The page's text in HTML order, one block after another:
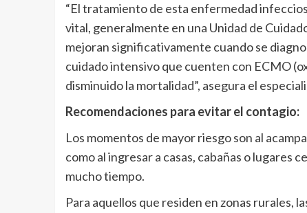
“El tratamiento de esta enfermedad
vital, generalmente en una Unidad de
mejoran significativamente cuando se
cuidado intensivo que cuenten con ECMO
disminuido la mortalidad”, asegura el
Recomendaciones para evitar el contagio:
Los momentos de mayor riesgo son al
como al ingresar a casas, cabañas o lugares
mucho tiempo.
Para aquellos que residen en zonas rurales,